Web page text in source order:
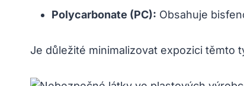
Polycarbonate (PC): Obsahuje
Je důležité minimalizovat expozici těmto